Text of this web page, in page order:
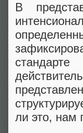
В
ли это, нам